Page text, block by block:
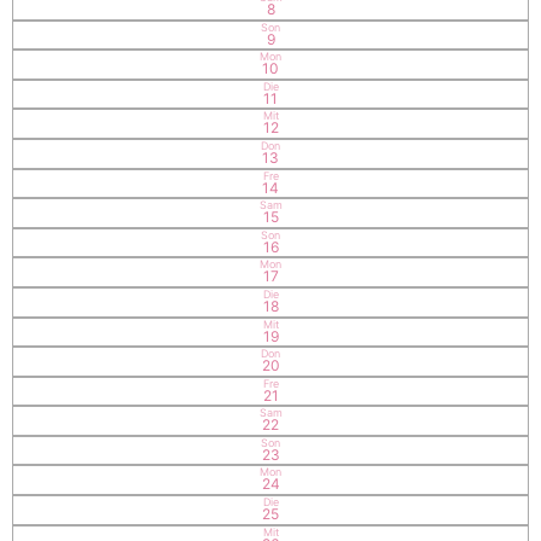
8
Son
9
Mon
10
Die
11
Mit
12
Don
13
Fre
14
Sam
15
Son
16
Mon
17
Die
18
Mit
19
Don
20
Fre
21
Sam
22
Son
23
Mon
24
Die
25
Mit